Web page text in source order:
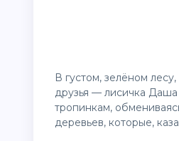
В густом, зелёном
друзья — лисичка Даша
тропинкам,
деревьев, которые,